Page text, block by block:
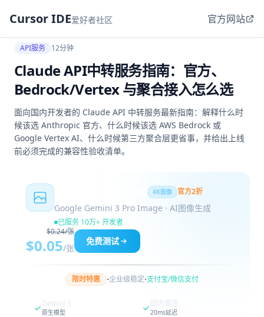
Cursor IDE爱好者社区 官方网站
API服务 12分钟
Claude API中转服务指南：官方、
Bedrock/Vertex 与聚合接入怎么选
面向国内开发者的 Claude API 中转服务最新指南：解释什么时
候该选 Anthropic 官方、什么时候该选 AWS Bedrock 或
Google Vertex AI、什么时候第三方聚合层更省事，并给出上线
前必须完成的兼容性验收清单。
4K图像 官方2折
Google Gemini 3 Pro Image · AI图像生成
已服务 10万+ 开发者
$0.24/张
$0.05/张
免费测试
限时特惠 ·企业级稳定·支付宝/微信支付
Gemini 3
原生模型
国内直连
20ms延迟